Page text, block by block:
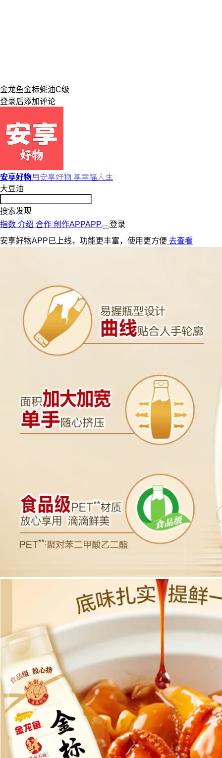
金龙鱼金标蚝油C级
登录后添加评论
安享好物用安享好物 享幸福人生
大豆油
搜索发现
指数 介绍 合作 创作APPAPP
登录
安享好物APP已上线，功能更丰富，使用更方便 去查看